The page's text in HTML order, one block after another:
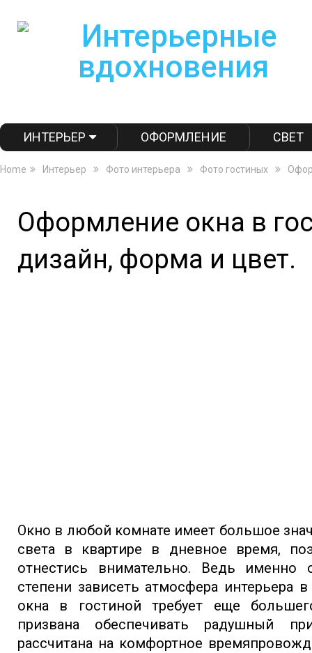
ИНТЕРЬЕР ОФОРМЛЕНИЕ СВЕТ
Home Интерьер Фото интерьера Фото гостиных
Оформление окна в
дизайн, форма и цвет.
Окно в любой комнате имеет большое
света в квартире в дневное время,
отнестись внимательно. Ведь именно
степени зависеть атмосфера
окна в гостиной требует еще
призвана обеспечивать радушный
рассчитана на комфортное